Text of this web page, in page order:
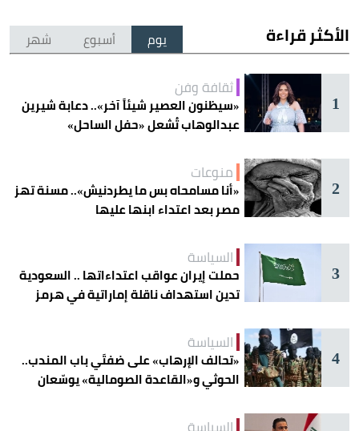
الأكثر قراءة يوم أسبوع شهر
1
ثقافة وفن
«سيظنون العصير شيئاً آخر».. دعابة شيرين
عبدالوهاب تُشعل «حفل الساحل»
2
منوعات
«أنا مسامحاه بس ما يطردنيش».. مسنة تهز
مصر بعد اعتداء ابنها عليها
3
السياسة
حملت إيران عواقب اعتداءاتها .. السعودية
تدين استهداف ناقلة إماراتية في هرمز
4
السياسة
«تحالف الإرهاب» على ضفتَي باب المندب..
الحوثي و«القاعدة الصومالية» يوسّعان